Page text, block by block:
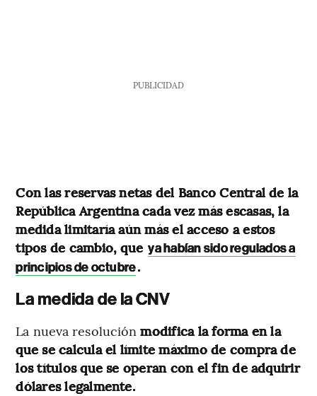
PUBLICIDAD
Con las reservas netas del Banco Central de la
República Argentina cada vez más escasas, la
medida limitaría aún más el acceso a estos
tipos de cambio, que ya habían sido regulados a
principios de octubre.
La medida de la CNV
La nueva resoluciónmodifica la forma en la
que se calcula el límite máximo de compra de
los títulos que se operan con el fin de adquirir
dólares legalmente.